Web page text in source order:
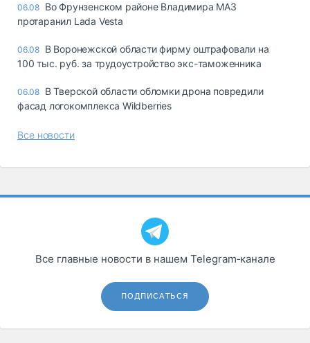
06.08 Во Фрунзенском районе Владимира МАЗ
протаранил Lada Vesta
06.08 В Воронежской области фирму оштрафовали на
100 тыс. руб. за трудоустройство экс-таможенника
06.08 В Тверской области обломки дрона повредили
фасад логокомплекса Wildberries
Все новости
Все главные новости в нашем Telegram‑канале
ПОДПИСАТЬСЯ